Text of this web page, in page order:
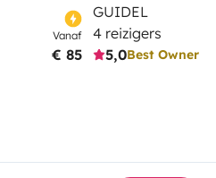
Vanaf
€ 85
GUIDEL
4 reizigers
5,0Best Owner